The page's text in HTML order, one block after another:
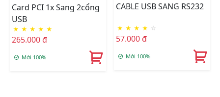
Card PCI 1x Sang 2cổng
USB
★ ★ ★ ★ ★
265.000 đ
Mới 100%
CABLE USB SANG RS232
★ ★ ★ ★ ☆
57.000 đ
Mới 100%